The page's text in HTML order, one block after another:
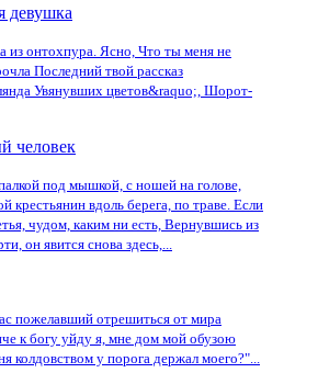
девушка
онтохпура. Ясно, Что ты меня не
Последний твой рассказ
Увянувших цветов&raquo;, Шорот-
человек
под мышкой, с ношей на голове,
крестьянин вдоль берега, по траве. Если
чудом, каким ни есть, Вернувшись из
он явится снова здесь,...
пожелавший отрешиться от мира
к богу уйду я, мне дом мой обузою
колдовством у порога держал моего?"...